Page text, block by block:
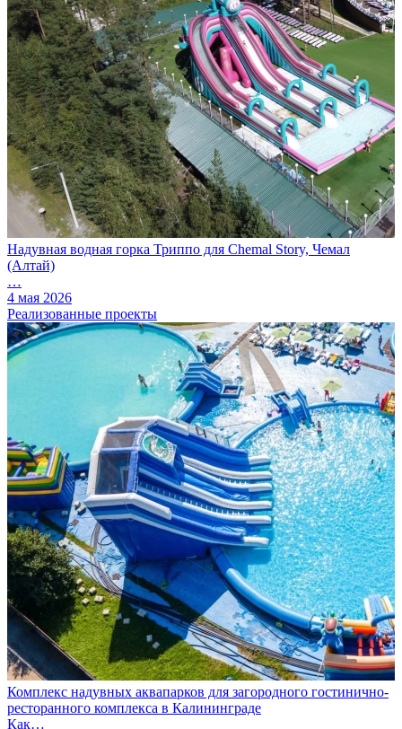
Надувная водная горка Триппо для Chemal Story, Чемал
(Алтай)
…
4 мая 2026
Реализованные проекты
Комплекс надувных аквапарков для загородного гостинично-
ресторанного комплекса в Калининграде
Как…